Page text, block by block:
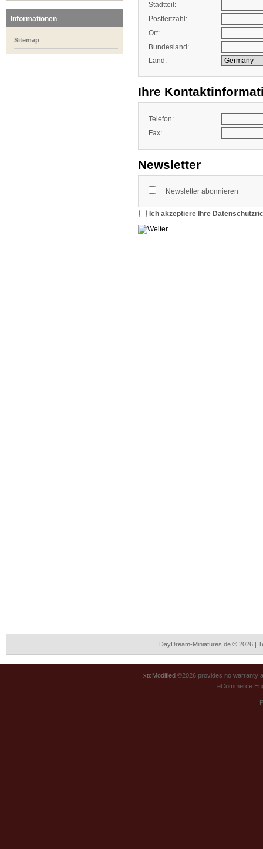
Informationen
Sitemap
Stadtteil:
Postleitzahl:
Ort:
Bundesland:
Land:
Ihre
Telefon:
Fax:
Newsletter
Newsletter abonnieren
Ich akzeptiere Ihre
DayDream-Miniatures.de © 2026 |
xtcModified ©2026 provides no warranty
eCommerce